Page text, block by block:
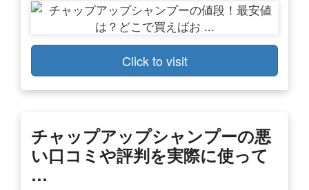
Click to visit
チャップアップシャンプーの悪
い口コミや評判を実際に使って
…